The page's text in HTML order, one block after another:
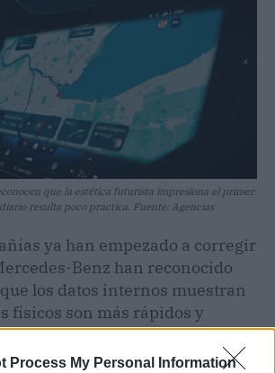
Process My Personal Information
que la estética futurista impresiona el primer
resulta poco práctica. Fuente: Agencias
ya han empezado a corregir
Benz han reconocido
los datos internos muestran
físicos son más rápidos y
funciones más utilizadas.
recuperado mandos físicosen